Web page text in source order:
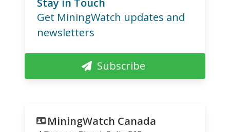
Get MiningWatch updates and
newsletters
Subscribe
MiningWatch Canada